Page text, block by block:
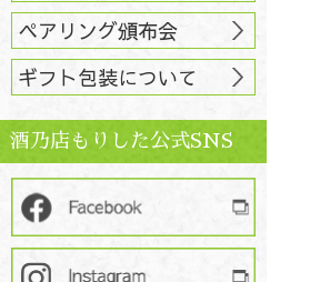
ペアリング頒布会
ギフト包装について
酒乃店もりした公式SNS